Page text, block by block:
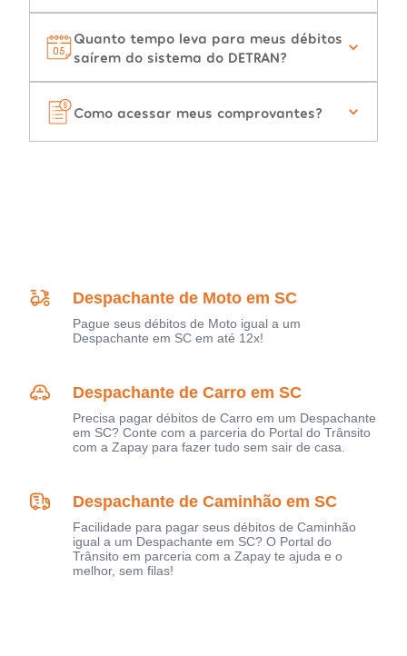
Quanto tempo leva para meus débitos
saírem do sistema do DETRAN?
Como acessar meus comprovantes?
Despachante de Moto em SC
Pague seus débitos de Moto igual a um
Despachante em SC em até 12x!
Despachante de Carro em SC
Precisa pagar débitos de Carro em um Despachante
em SC? Conte com a parceria do Portal do Trânsito
com a Zapay para fazer tudo sem sair de casa.
Despachante de Caminhão em SC
Facilidade para pagar seus débitos de Caminhão
igual a um Despachante em SC? O Portal do
Trânsito em parceria com a Zapay te ajuda e o
melhor, sem filas!